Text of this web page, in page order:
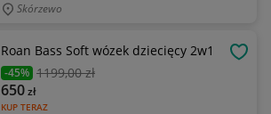
Skórzewo
Roan Bass Soft wózek dziecięcy 2w1
-45% 1199,00 zł
KUP TERAZ
650zł